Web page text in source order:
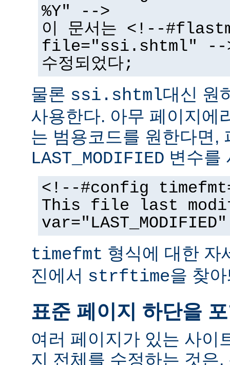
%Y" -->
이 문서는 <!--
file="ssi.shtml" -->
수정되었다;
물론 ssi.shtml대신 원
사용한다. 아무 페이지에
는 범용코드를 원한다면,
LAST_MODIFIED 변수를
<!--#config
This file last
timefmt 형식에 대한 자
진에서 strftime을 찾
표준 페이지 하단을
여러 페이지가 있는 사이
지 전체를 수정하는 것은